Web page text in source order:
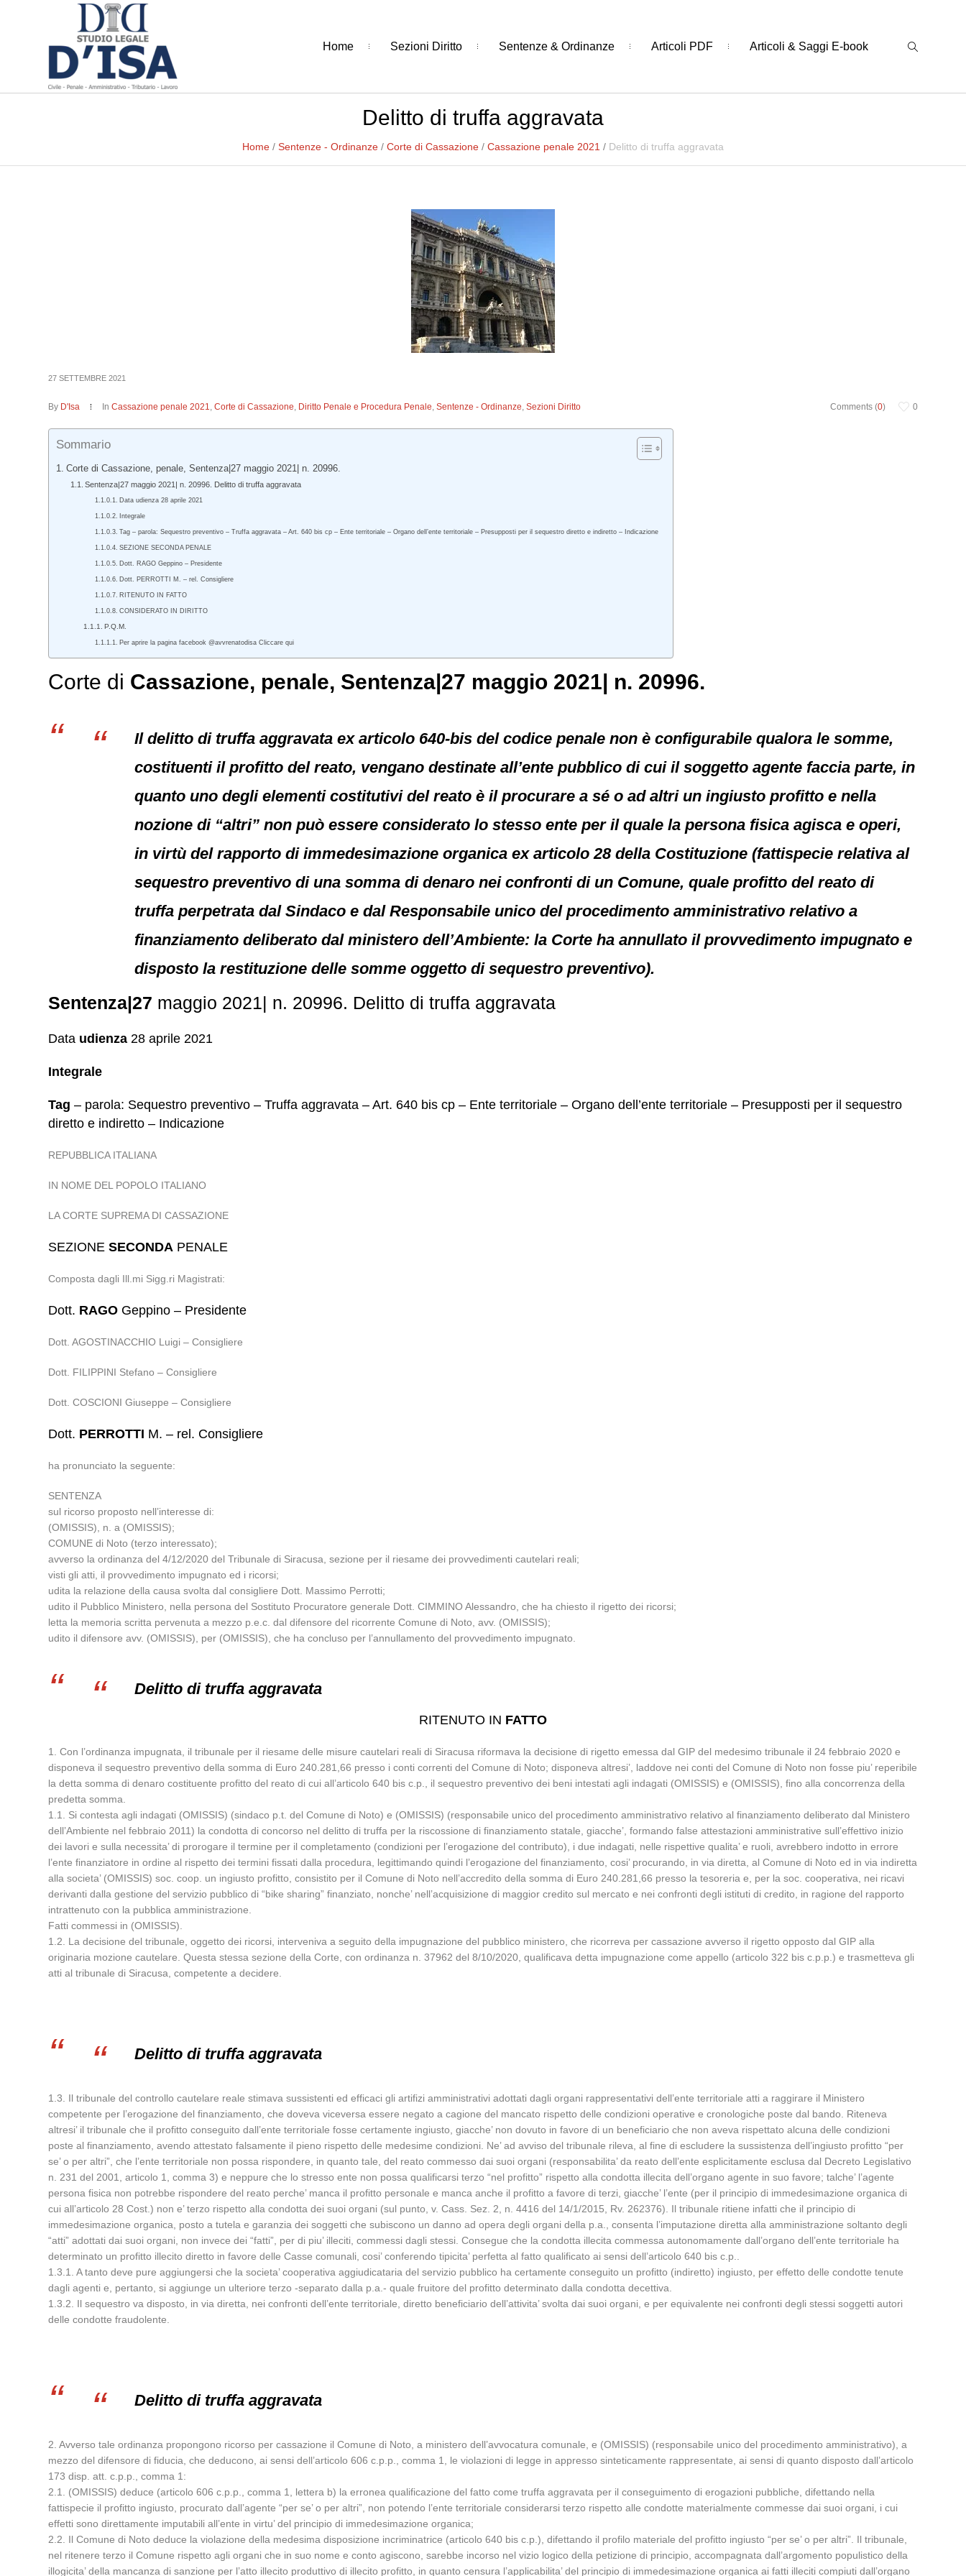
Home Sezioni Diritto Sentenze & Ordinanze Articoli PDF Articoli & Saggi E-book
Delitto di truffa aggravata
Home / Sentenze - Ordinanze / Corte di Cassazione / Cassazione penale 2021 / Delitto di truffa aggravata
27 SETTEMBRE 2021
Comments (0) 0
By D'Isa InCassazione penale 2021,Corte di Cassazione, Diritto Penale e Procedura Penale,Sentenze - Ordinanze,Sezioni Diritto
Sommario
Corte di Cassazione, penale, Sentenza|27 maggio 2021| n. 20996.
Sentenza|27 maggio 2021| n. 20996. Delitto di truffa aggravata
Data udienza 28 aprile 2021
Integrale
Tag – parola: Sequestro preventivo – Truffa aggravata – Art. 640 bis cp – Ente territoriale – Organo dell’ente territoriale – Presupposti per il sequestro diretto e indiretto – Indicazione
SEZIONE SECONDA PENALE
Dott. RAGO Geppino – Presidente
Dott. PERROTTI M. – rel. Consigliere
RITENUTO IN FATTO
CONSIDERATO IN DIRITTO
P.Q.M.
Per aprire la pagina facebook @avvrenatodisa Cliccare qui
Corte di Cassazione, penale, Sentenza|27 maggio 2021| n. 20996.
Il delitto di truffa aggravata ex articolo 640-bis del codice penale non è configurabile qualora le somme,
costituenti il profitto del reato, vengano destinate all’ente pubblico di cui il soggetto agente faccia parte, in
quanto uno degli elementi costitutivi del reato è il procurare a sé o ad altri un ingiusto profitto e nella
nozione di “altri” non può essere considerato lo stesso ente per il quale la persona fisica agisca e operi,
in virtù del rapporto di immedesimazione organica ex articolo 28 della Costituzione (fattispecie relativa al
sequestro preventivo di una somma di denaro nei confronti di un Comune, quale profitto del reato di
truffa perpetrata dal Sindaco e dal Responsabile unico del procedimento amministrativo relativo a
finanziamento deliberato dal ministero dell’Ambiente: la Corte ha annullato il provvedimento impugnato e
disposto la restituzione delle somme oggetto di sequestro preventivo).
Sentenza|27 maggio 2021| n. 20996. Delitto di truffa aggravata
Data udienza 28 aprile 2021
Integrale
Tag – parola: Sequestro preventivo – Truffa aggravata – Art. 640 bis cp – Ente territoriale – Organo dell’ente territoriale – Presupposti per il sequestro
diretto e indiretto – Indicazione
REPUBBLICA ITALIANA
IN NOME DEL POPOLO ITALIANO
LA CORTE SUPREMA DI CASSAZIONE
SEZIONESECONDA PENALE
Composta dagli Ill.mi Sigg.ri Magistrati:
Dott. RAGO Geppino – Presidente
Dott. AGOSTINACCHIO Luigi – Consigliere
Dott. FILIPPINI Stefano – Consigliere
Dott. COSCIONI Giuseppe – Consigliere
Dott. PERROTTI M. – rel. Consigliere
ha pronunciato la seguente:
SENTENZA
sul ricorso proposto nell’interesse di:
(OMISSIS), n. a (OMISSIS);
COMUNE di Noto (terzo interessato);
avverso la ordinanza del 4/12/2020 del Tribunale di Siracusa, sezione per il riesame dei provvedimenti cautelari reali;
visti gli atti, il provvedimento impugnato ed i ricorsi;
udita la relazione della causa svolta dal consigliere Dott. Massimo Perrotti;
udito il Pubblico Ministero, nella persona del Sostituto Procuratore generale Dott. CIMMINO Alessandro, che ha chiesto il rigetto dei ricorsi;
letta la memoria scritta pervenuta a mezzo p.e.c. dal difensore del ricorrente Comune di Noto, avv. (OMISSIS);
udito il difensore avv. (OMISSIS), per (OMISSIS), che ha concluso per l’annullamento del provvedimento impugnato.
Delitto di truffa aggravata
RITENUTO IN FATTO
1. Con l’ordinanza impugnata, il tribunale per il riesame delle misure cautelari reali di Siracusa riformava la decisione di rigetto emessa dal GIP del medesimo tribunale il 24 febbraio 2020 e
disponeva il sequestro preventivo della somma di Euro 240.281,66 presso i conti correnti del Comune di Noto; disponeva altresi’, laddove nei conti del Comune di Noto non fosse piu’ reperibile
la detta somma di denaro costituente profitto del reato di cui all’articolo 640 bis c.p., il sequestro preventivo dei beni intestati agli indagati (OMISSIS) e (OMISSIS), fino alla concorrenza della
predetta somma.
1.1. Si contesta agli indagati (OMISSIS) (sindaco p.t. del Comune di Noto) e (OMISSIS) (responsabile unico del procedimento amministrativo relativo al finanziamento deliberato dal Ministero
dell’Ambiente nel febbraio 2011) la condotta di concorso nel delitto di truffa per la riscossione di finanziamento statale, giacche’, formando false attestazioni amministrative sull’effettivo inizio
dei lavori e sulla necessita’ di prorogare il termine per il completamento (condizioni per l’erogazione del contributo), i due indagati, nelle rispettive qualita’ e ruoli, avrebbero indotto in errore
l’ente finanziatore in ordine al rispetto dei termini fissati dalla procedura, legittimando quindi l’erogazione del finanziamento, cosi’ procurando, in via diretta, al Comune di Noto ed in via indiretta
alla societa’ (OMISSIS) soc. coop. un ingiusto profitto, consistito per il Comune di Noto nell’accredito della somma di Euro 240.281,66 presso la tesoreria e, per la soc. cooperativa, nei ricavi
derivanti dalla gestione del servizio pubblico di “bike sharing” finanziato, nonche’ nell’acquisizione di maggior credito sul mercato e nei confronti degli istituti di credito, in ragione del rapporto
intrattenuto con la pubblica amministrazione.
Fatti commessi in (OMISSIS).
1.2. La decisione del tribunale, oggetto dei ricorsi, interveniva a seguito della impugnazione del pubblico ministero, che ricorreva per cassazione avverso il rigetto opposto dal GIP alla
originaria mozione cautelare. Questa stessa sezione della Corte, con ordinanza n. 37962 del 8/10/2020, qualificava detta impugnazione come appello (articolo 322 bis c.p.p.) e trasmetteva gli
atti al tribunale di Siracusa, competente a decidere.
Delitto di truffa aggravata
1.3. Il tribunale del controllo cautelare reale stimava sussistenti ed efficaci gli artifizi amministrativi adottati dagli organi rappresentativi dell’ente territoriale atti a raggirare il Ministero
competente per l’erogazione del finanziamento, che doveva viceversa essere negato a cagione del mancato rispetto delle condizioni operative e cronologiche poste dal bando. Riteneva
altresi’ il tribunale che il profitto conseguito dall’ente territoriale fosse certamente ingiusto, giacche’ non dovuto in favore di un beneficiario che non aveva rispettato alcuna delle condizioni
poste al finanziamento, avendo attestato falsamente il pieno rispetto delle medesime condizioni. Ne’ ad avviso del tribunale rileva, al fine di escludere la sussistenza dell’ingiusto profitto “per
se’ o per altri”, che l’ente territoriale non possa rispondere, in quanto tale, del reato commesso dai suoi organi (responsabilita’ da reato dell’ente esplicitamente esclusa dal Decreto Legislativo
n. 231 del 2001, articolo 1, comma 3) e neppure che lo stresso ente non possa qualificarsi terzo “nel profitto” rispetto alla condotta illecita dell’organo agente in suo favore; talche’ l’agente
persona fisica non potrebbe rispondere del reato perche’ manca il profitto personale e manca anche il profitto a favore di terzi, giacche’ l’ente (per il principio di immedesimazione organica di
cui all’articolo 28 Cost.) non e’ terzo rispetto alla condotta dei suoi organi (sul punto, v. Cass. Sez. 2, n. 4416 del 14/1/2015, Rv. 262376). Il tribunale ritiene infatti che il principio di
immedesimazione organica, posto a tutela e garanzia dei soggetti che subiscono un danno ad opera degli organi della p.a., consenta l’imputazione diretta alla amministrazione soltanto degli
“atti” adottati dai suoi organi, non invece dei “fatti”, per di piu’ illeciti, commessi dagli stessi. Consegue che la condotta illecita commessa autonomamente dall’organo dell’ente territoriale ha
determinato un profitto illecito diretto in favore delle Casse comunali, cosi’ conferendo tipicita’ perfetta al fatto qualificato ai sensi dell’articolo 640 bis c.p..
1.3.1. A tanto deve pure aggiungersi che la societa’ cooperativa aggiudicataria del servizio pubblico ha certamente conseguito un profitto (indiretto) ingiusto, per effetto delle condotte tenute
dagli agenti e, pertanto, si aggiunge un ulteriore terzo -separato dalla p.a.- quale fruitore del profitto determinato dalla condotta decettiva.
1.3.2. Il sequestro va disposto, in via diretta, nei confronti dell’ente territoriale, diretto beneficiario dell’attivita’ svolta dai suoi organi, e per equivalente nei confronti degli stessi soggetti autori
delle condotte fraudolente.
Delitto di truffa aggravata
2. Avverso tale ordinanza propongono ricorso per cassazione il Comune di Noto, a ministero dell’avvocatura comunale, e (OMISSIS) (responsabile unico del procedimento amministrativo), a
mezzo del difensore di fiducia, che deducono, ai sensi dell’articolo 606 c.p.p., comma 1, le violazioni di legge in appresso sinteticamente rappresentate, ai sensi di quanto disposto dall’articolo
173 disp. att. c.p.p., comma 1:
2.1. (OMISSIS) deduce (articolo 606 c.p.p., comma 1, lettera b) la erronea qualificazione del fatto come truffa aggravata per il conseguimento di erogazioni pubbliche, difettando nella
fattispecie il profitto ingiusto, procurato dall’agente “per se’ o per altri”, non potendo l’ente territoriale considerarsi terzo rispetto alle condotte materialmente commesse dai suoi organi, i cui
effetti sono direttamente imputabili all’ente in virtu’ del principio di immedesimazione organica;
2.2. Il Comune di Noto deduce la violazione della medesima disposizione incriminatrice (articolo 640 bis c.p.), difettando il profilo materiale del profitto ingiusto “per se’ o per altri”. Il tribunale,
nel ritenere terzo il Comune rispetto agli organi che in suo nome e conto agiscono, sarebbe incorso nel vizio logico della petizione di principio, accompagnata dall’argomento populistico della
illogicita’ della mancanza di sanzione per l’atto illecito produttivo di illecito profitto, in quanto censura l’applicabilita’ del principio di immedesimazione organica ai fatti illeciti compiuti dall’organo